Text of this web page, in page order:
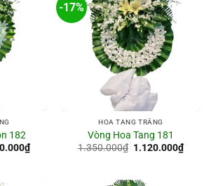
182
₫Giá
hiện
-17%
HOA TANG TRẮNG
Vòng Hoa Tang 181
1.350.000₫ Giá
1.120.000₫Giá
hiện